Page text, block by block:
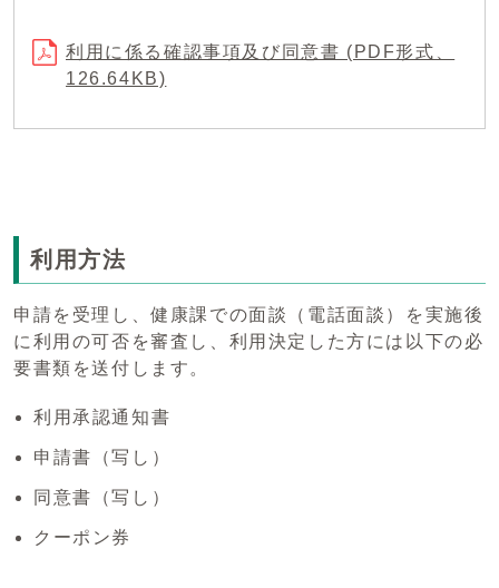
利用に係る確認事項及び同意書 (PDF形式、
126.64KB)
利用方法
申請を受理し、健康課での面談（電話面談）を実施後
に利用の可否を審査し、利用決定した方には以下の必
要書類を送付します。
利用承認通知書
申請書（写し）
同意書（写し）
クーポン券